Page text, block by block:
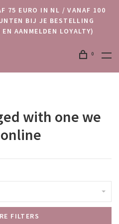
75 EURO IN NL / VANAF 100
BIJ JE BESTELLING
AANMELDEN LOYALTY)
0
with one we
FILTERS